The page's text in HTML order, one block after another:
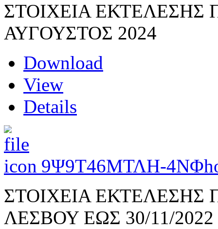
ΣΤΟΙΧΕΙΑ
ΑΥΓΟΥΣΤΟΣ 2024
Download
View
Details
9Ψ9Τ46ΜΤΛΗ-4ΝΦ
ΣΤΟΙΧΕΙΑ
ΛΕΣΒΟΥ ΕΩΣ 30/11/2022